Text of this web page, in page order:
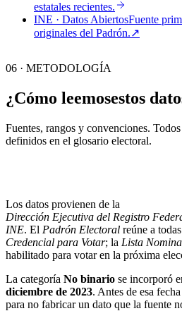
estatales recientes.
INE · Datos AbiertosFuente
originales del Padrón.↗︎
06 · METODOLOGÍA
¿Cómo leemosestos
Fuentes, rangos y convenciones.
definidos en el glosario electoral.
Los datos provienen de la
Dirección Ejecutiva del Registro
INE. El Padrón Electoral reúne a
Credencial para Votar; la Lista
habilitado para votar en la próxima
La categoría No binario se incorporó
diciembre de 2023. Antes de esa
para no fabricar un dato que la fuente